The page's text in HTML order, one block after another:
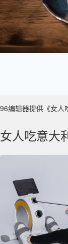
96编辑器提供《女人
女人吃意大